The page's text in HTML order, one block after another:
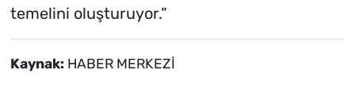
temelini oluşturuyor.”
Kaynak: HABER MERKEZİ